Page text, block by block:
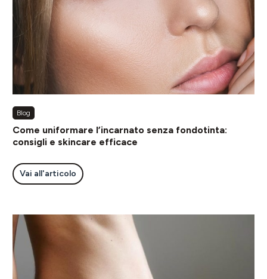
Blog
Come uniformare l’incarnato senza fondotinta:
consigli e skincare efficace
Vai all'articolo